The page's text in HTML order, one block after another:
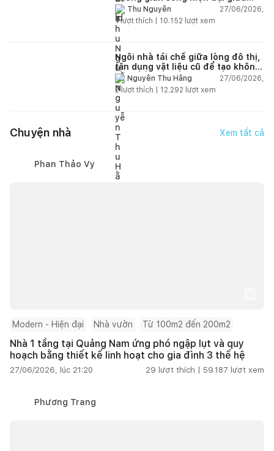
thiên nhiên
Thu Nguyễn
27/06/2026,
1lượt thích | 10.152 lượt xem
Ngôi nhà tái chế giữa lòng đô thị,
tận dụng vật liệu cũ để tạo không
gian sống linh hoạt
Nguyễn Thu Hằng
27/06/2026,
2lượt thích | 12.292 lượt xem
Chuyện nhà Xem tất cả
Phan Thảo Vy
Modern - Hiện đại Nhà vườn Từ 100m2 đến 200m2
Nhà 1 tầng tại Quảng Nam ứng phó ngập lụt và quy
hoạch bằng thiết kế linh hoạt cho gia đình 3 thế hệ
27/06/2026, lúc 21:20 29 lượt thích | 59.187 lượt xem
Phương Trang